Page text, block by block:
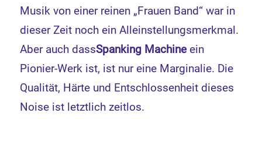
Musik von einer reinen „Frauen Band“ war in
dieser Zeit noch ein Alleinstellungsmerkmal.
Aber auch dassSpanking Machineein
Pionier-Werk ist, ist nur eine Marginalie. Die
Qualität, Härte und Entschlossenheit dieses
Noise ist letztlich zeitlos.